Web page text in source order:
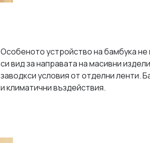
Особеното устройство на бамбука
си вид за направата на масивни
заводкси условия от отделни ленти.
и климатични въздействия.